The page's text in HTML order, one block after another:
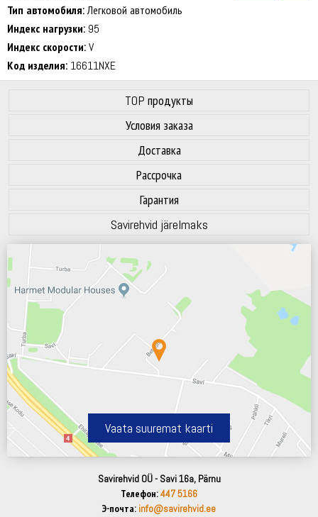
Тип автомобиля:Легковой автомобиль
Индекс нагрузки: 95
Индекс скорости:V
Код изделия: 16611NXE
TOP продукты
Условия заказа
Доставка
Рассрочка
Гарантия
Savirehvid järelmaks
Vaata suuremat kaarti
Savirehvid OÜ - Savi 16a, Pärnu
Телефон:447 5166
Э-почта: info@savirehvid.ee